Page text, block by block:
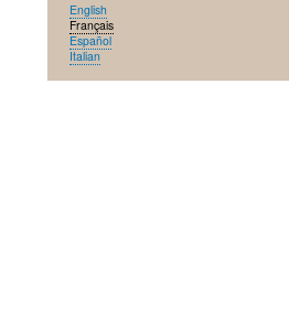
English
Français
Español
Italian